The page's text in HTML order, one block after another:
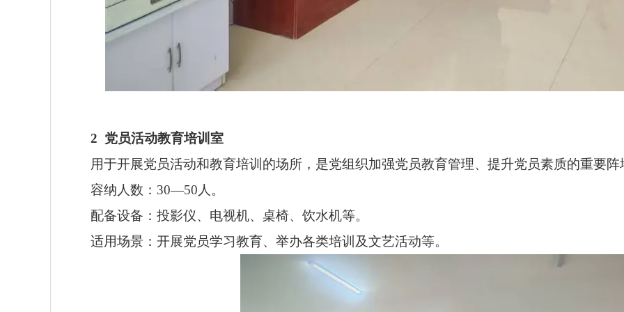
2 党员活动教育培训室
用于开展党员活动和教育培训的场所，是党组织加强党员教育管理、提升党员素质的重要阵
容纳人数：30—50人。
配备设备：投影仪、电视机、桌椅、饮水机等。
适用场景：开展党员学习教育、举办各类培训及文艺活动等。